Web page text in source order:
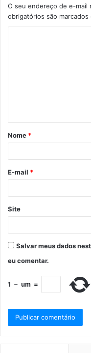
O seu endereço de e-mail
obrigatórios são marcados
Nome *
E-mail *
Site
Salvar meus dados
eu comentar.
1 − um =